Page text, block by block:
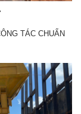
TÁC CHUẨN